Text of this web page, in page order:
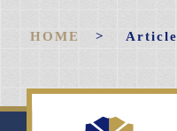
HOME > Article